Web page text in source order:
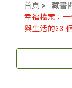
首頁
藏書
幸福檔案：
與生活的33